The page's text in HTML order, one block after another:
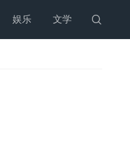

娱乐 文学